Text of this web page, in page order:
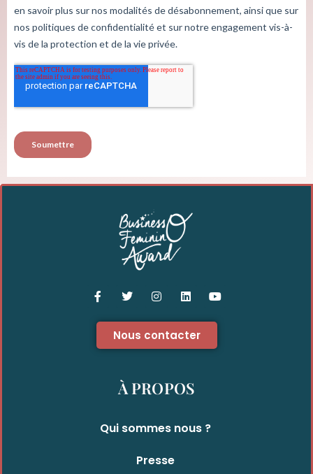
Nous contacter
À PROPOS
Qui sommes nous ?
Presse